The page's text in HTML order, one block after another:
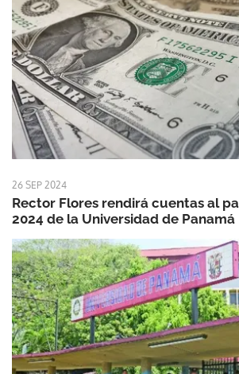
26 SEP 2024
Rector Flores rendirá cuentas al
2024 de la Universidad de Panamá